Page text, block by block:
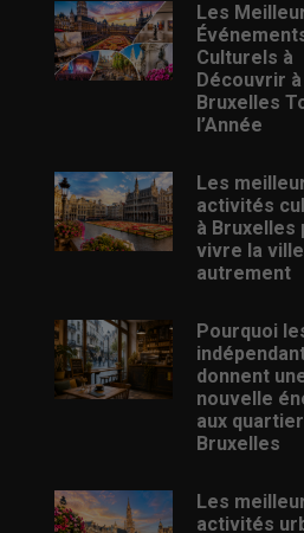
Les
Culturels à
Découvrir à
Bruxelles
l’Année
Les
activités
à Bruxelles
vivre la ville
autrement
Pourquoi
donnent
nouvelle
aux
Bruxelles
Les
activités